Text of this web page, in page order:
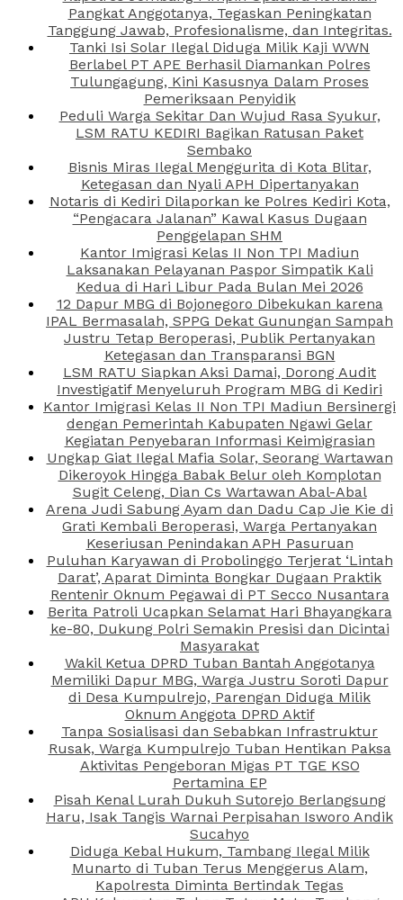
Pangkat Anggotanya, Tegaskan Peningkatan
Tanggung Jawab, Profesionalisme, dan Integritas.
Tanki Isi Solar Ilegal Diduga Milik Kaji WWN
Berlabel PT APE Berhasil Diamankan Polres
Tulungagung, Kini Kasusnya Dalam Proses
Pemeriksaan Penyidik
Peduli Warga Sekitar Dan Wujud Rasa Syukur,
LSM RATU KEDIRI Bagikan Ratusan Paket
Sembako
Bisnis Miras Ilegal Menggurita di Kota Blitar,
Ketegasan dan Nyali APH Dipertanyakan
Notaris di Kediri Dilaporkan ke Polres Kediri Kota,
“Pengacara Jalanan” Kawal Kasus Dugaan
Penggelapan SHM
Kantor Imigrasi Kelas II Non TPI Madiun
Laksanakan Pelayanan Paspor Simpatik Kali
Kedua di Hari Libur Pada Bulan Mei 2026
12 Dapur MBG di Bojonegoro Dibekukan karena
IPAL Bermasalah, SPPG Dekat Gunungan Sampah
Justru Tetap Beroperasi, Publik Pertanyakan
Ketegasan dan Transparansi BGN
LSM RATU Siapkan Aksi Damai, Dorong Audit
Investigatif Menyeluruh Program MBG di Kediri
Kantor Imigrasi Kelas II Non TPI Madiun Bersinergi
dengan Pemerintah Kabupaten Ngawi Gelar
Kegiatan Penyebaran Informasi Keimigrasian
Ungkap Giat Ilegal Mafia Solar, Seorang Wartawan
Dikeroyok Hingga Babak Belur oleh Komplotan
Sugit Celeng, Dian Cs Wartawan Abal-Abal
Arena Judi Sabung Ayam dan Dadu Cap Jie Kie di
Grati Kembali Beroperasi, Warga Pertanyakan
Keseriusan Penindakan APH Pasuruan
Puluhan Karyawan di Probolinggo Terjerat ‘Lintah
Darat’, Aparat Diminta Bongkar Dugaan Praktik
Rentenir Oknum Pegawai di PT Secco Nusantara
Berita Patroli Ucapkan Selamat Hari Bhayangkara
ke-80, Dukung Polri Semakin Presisi dan Dicintai
Masyarakat
Wakil Ketua DPRD Tuban Bantah Anggotanya
Memiliki Dapur MBG, Warga Justru Soroti Dapur
di Desa Kumpulrejo, Parengan Diduga Milik
Oknum Anggota DPRD Aktif
Tanpa Sosialisasi dan Sebabkan Infrastruktur
Rusak, Warga Kumpulrejo Tuban Hentikan Paksa
Aktivitas Pengeboran Migas PT TGE KSO
Pertamina EP
Pisah Kenal Lurah Dukuh Sutorejo Berlangsung
Haru, Isak Tangis Warnai Perpisahan Isworo Andik
Sucahyo
Diduga Kebal Hukum, Tambang Ilegal Milik
Munarto di Tuban Terus Menggerus Alam,
Kapolresta Diminta Bertindak Tegas